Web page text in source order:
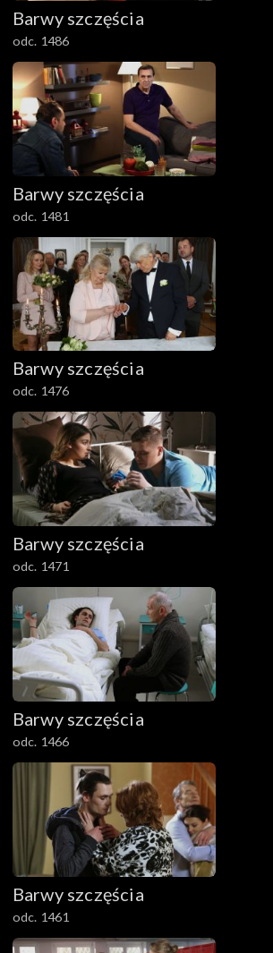
Barwy szczęścia
odc. 1486
Barwy szczęścia
odc. 1481
Barwy szczęścia
odc. 1476
Barwy szczęścia
odc. 1471
Barwy szczęścia
odc. 1466
Barwy szczęścia
odc. 1461